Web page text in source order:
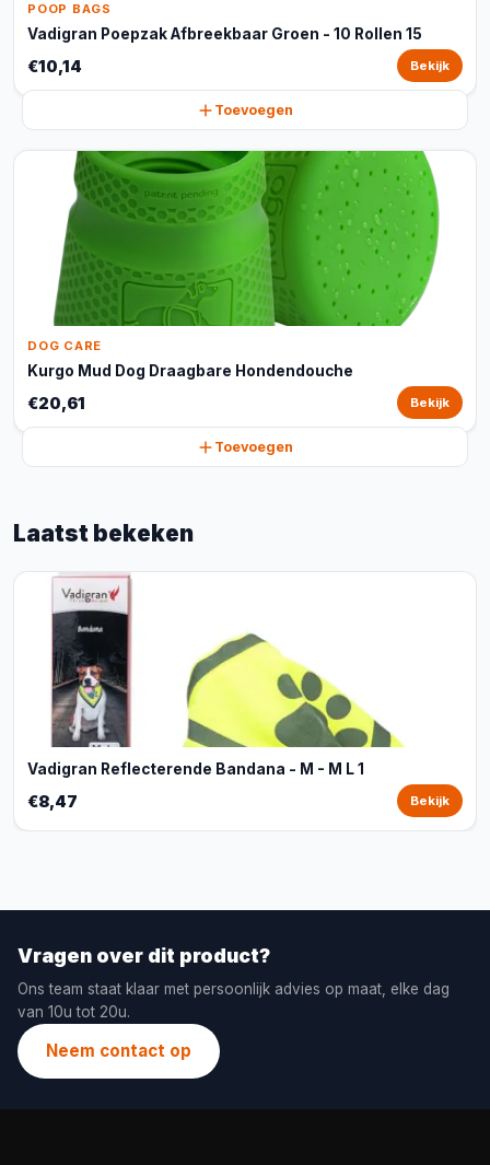
POOP BAGS
Vadigran Poepzak Afbreekbaar Groen - 10 Rollen 15
€10,14 Bekijk
Toevoegen
DOG CARE
Kurgo Mud Dog Draagbare Hondendouche
€20,61 Bekijk
Toevoegen
Laatst bekeken
Vadigran Reflecterende Bandana - M - M L 1
€8,47 Bekijk
Vragen over dit product?
Ons team staat klaar met persoonlijk advies op maat, elke dag
van 10u tot 20u.
Neem contact op